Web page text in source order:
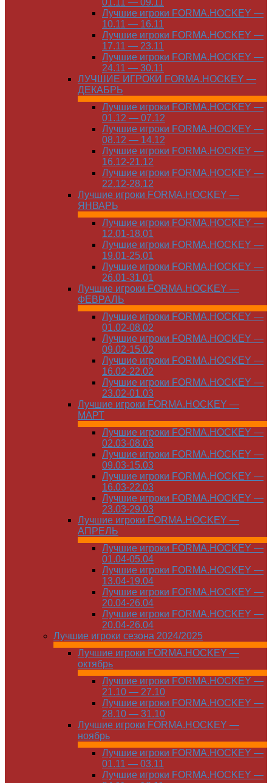
01.11 — 09.11
Лучшие игроки FORMA.HOCKEY —
10.11 — 16.11
Лучшие игроки FORMA.HOCKEY —
17.11 — 23.11
Лучшие игроки FORMA.HOCKEY —
24.11 — 30.11
ЛУЧШИЕ ИГРОКИ FORMA.HOCKEY —
ДЕКАБРЬ
Лучшие игроки FORMA.HOCKEY —
01.12 — 07.12
Лучшие игроки FORMA.HOCKEY —
08.12 — 14.12
Лучшие игроки FORMA.HOCKEY —
16.12-21.12
Лучшие игроки FORMA.HOCKEY —
22.12-28.12
Лучшие игроки FORMA.HOCKEY —
ЯНВАРЬ
Лучшие игроки FORMA.HOCKEY —
12.01-18.01
Лучшие игроки FORMA.HOCKEY —
19.01-25.01
Лучшие игроки FORMA.HOCKEY —
26.01-31.01
Лучшие игроки FORMA.HOCKEY —
ФЕВРАЛЬ
Лучшие игроки FORMA.HOCKEY —
01.02-08.02
Лучшие игроки FORMA.HOCKEY —
09.02-15.02
Лучшие игроки FORMA.HOCKEY —
16.02-22.02
Лучшие игроки FORMA.HOCKEY —
23.02-01.03
Лучшие игроки FORMA.HOCKEY —
МАРТ
Лучшие игроки FORMA.HOCKEY —
02.03-08.03
Лучшие игроки FORMA.HOCKEY —
09.03-15.03
Лучшие игроки FORMA.HOCKEY —
16.03-22.03
Лучшие игроки FORMA.HOCKEY —
23.03-29.03
Лучшие игроки FORMA.HOCKEY —
АПРЕЛЬ
Лучшие игроки FORMA.HOCKEY —
01.04-05.04
Лучшие игроки FORMA.HOCKEY —
13.04-19.04
Лучшие игроки FORMA.HOCKEY —
20.04-26.04
Лучшие игроки FORMA.HOCKEY —
20.04-26.04
Лучшие игроки сезона 2024/2025
Лучшие игроки FORMA.HOCKEY —
октябрь
Лучшие игроки FORMA.HOCKEY —
21.10 — 27.10
Лучшие игроки FORMA.HOCKEY —
28.10 — 31.10
Лучшие игроки FORMA.HOCKEY —
ноябрь
Лучшие игроки FORMA.HOCKEY —
01.11 — 03.11
Лучшие игроки FORMA.HOCKEY —